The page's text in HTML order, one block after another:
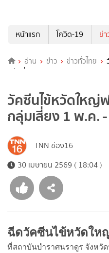
หน้าแรก
โควิด-19 ข่
อ่าน ข่าว ข่าวทั่วไทย
กลุ่มเสี่ยง 1 พ.ค. - 31 ส.ค. 2569
วัคซีนไข้หวัดใหญ่
กลุ่มเสี่ยง 1 พ.ค.
TNN ช่อง16
30 เมษายน 2569 ( 18:04 )
ฉีดวัคซีนไข้หวัดให
ที่สถาบันบำราศนราดูร จังห